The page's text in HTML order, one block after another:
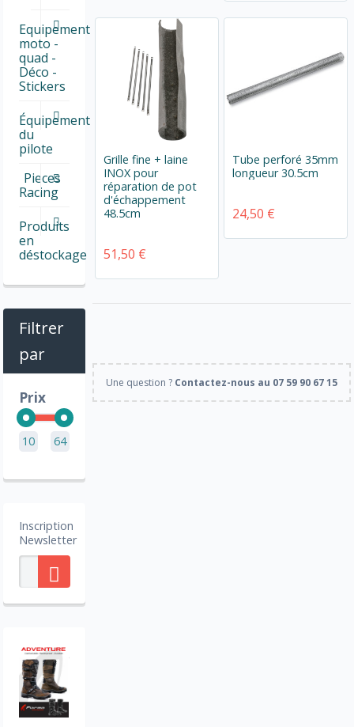
Grille fine + laine
INOX pour
réparation de pot
d'échappement
48.5cm
51,50 €
Tube perforé 35mm
longueur 30.5cm
24,50 €
Une question ? Contactez-nous au 07 59 90 67 15
Equipement
moto -
quad -
Déco -
Stickers
Équipement
du
pilote
Pieces
Racing
Produits
en
déstockage
Filtrer
par
Prix
10 64
Inscription
Newsletter